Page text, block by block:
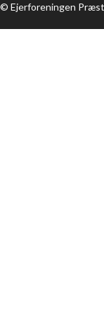
© Ejerforeningen